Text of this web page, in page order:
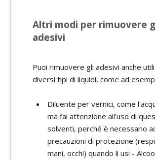
Altri modi per rimuovere
adesivi
Puoi rimuovere gli adesivi anche
diversi tipi di liquidi, come ad
Diluente per vernici, come
ma fai attenzione all'uso di
solventi, perché è necessario
precauzioni di protezione
mani, occhi) quando li usi -